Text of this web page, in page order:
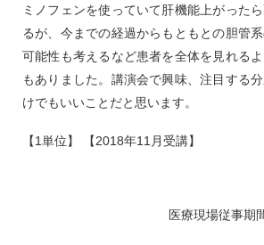
ミノフェンを使っていて肝機能上がった
るが、今までの経過からもともとの胆管
可能性も考えるなど患者を全体を見れる
もありました。講演会で興味、注目する
けでもいいことだと思います。
【1単位】 【2018年11月受講】
医療現場従事期